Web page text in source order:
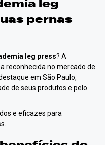
leg
pernas
leg press? A
reconhecida no mercado de
em São Paulo,
de seus produtos e pelo
e eficazes para